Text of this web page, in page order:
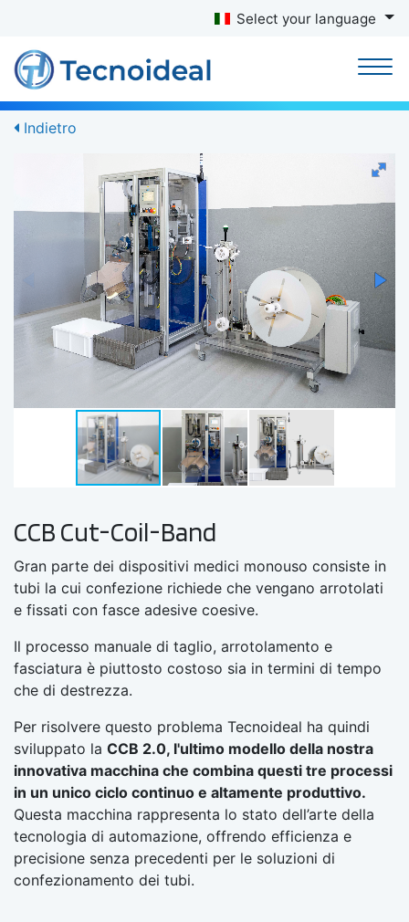
Select your language
Indietro
CCB Cut-Coil-Band
Gran parte dei dispositivi medici monouso consiste in
tubi la cui confezione richiede che vengano arrotolati
e fissati con fasce adesive coesive.
Il processo manuale di taglio, arrotolamento e
fasciatura è piuttosto costoso sia in termini di tempo
che di destrezza.
Per risolvere questo problema Tecnoideal ha quindi
sviluppato la CCB 2.0, l'ultimo modello della nostra
innovativa macchina che combina questi tre processi
in un unico ciclo continuo e altamente produttivo.
Questa macchina rappresenta lo stato dell’arte della
tecnologia di automazione, offrendo efficienza e
precisione senza precedenti per le soluzioni di
confezionamento dei tubi.